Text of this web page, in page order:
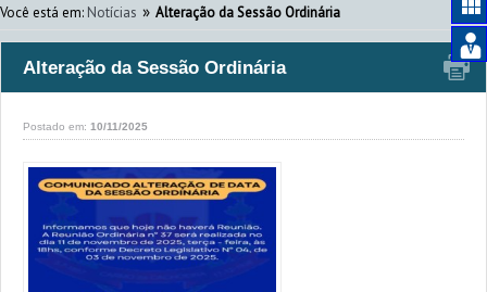
Você está em: Notícias » Alteração da Sessão Ordinária
Alteração da Sessão Ordinária
Postado em: 10/11/2025